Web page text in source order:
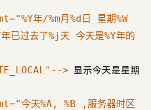
年/%m月%d日 星期%W
年已过去了%j天 今天是%Y年的
> 显示今天是星期
天%A, %B ,服务器时区